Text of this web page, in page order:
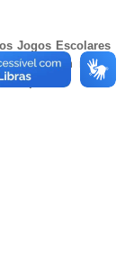
Jogos Escolares
com novas